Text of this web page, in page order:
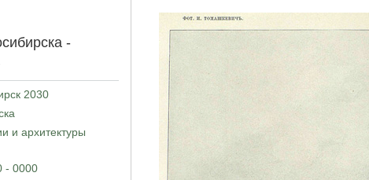
-
2030
и архитектуры
- 0000